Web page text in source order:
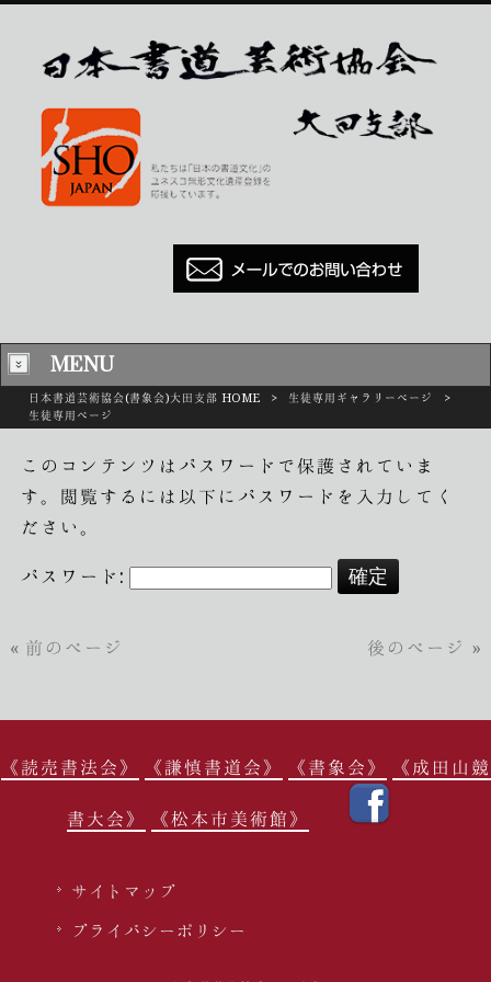
MENU
日本書道芸術協会(書象会)大田支部 HOME > 生徒専用ギャラリーページ
>
生徒専用ページ
このコンテンツはパスワードで保護されていま
す。閲覧するには以下にパスワードを入力してく
ださい。
パスワード:
« 前のページ 後のページ »
《読売書法会》 《謙慎書道会》 《書象会》 《成田山競
書大会》 《松本市美術館》
サイトマップ
プライバシーポリシー